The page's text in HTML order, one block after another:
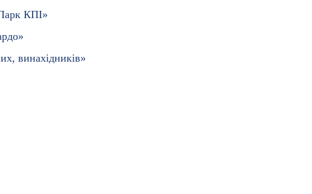
КПІ»
винахідників»